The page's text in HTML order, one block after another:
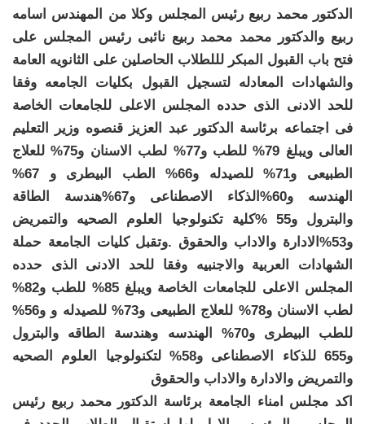
الدكتور محمد ربيع رئيس المجلس وكلا من المهندس اسامه
ربيع والدكتور محمد محمد ربيع نائبى رئيس المجلس على
فتح باب القبول المبكر لللطلاب الحاصلين على الثانويه العامة
والشهادات المعادله لتسجيل القبول بكليات الجامعه وفقا
للحد الادنى الذى حدده المجلس الاعلى للجامعات الخاصة
فى اجتماعه برئاسة الدكتور عبد العزيز قنصوه وزير التعليم
العالى ويبلغ 79% للطب و77% لطب الاسنان و75% للعلاج
الطبيعى و71% للصيدله و66% الطب البيطرى و 67%
الهندسه و60%الذكاء الاصطناعى و67%هندسة الطاقة
والبترول و55 %كلية تكنولوجيا العلوم الصحيه والتمريض
و53%الادارة والاداب والحقوق .وتقبل كليات الجامعة حملة
الشهادات العربية والاجنبيه وفقا للحد الادنى الذى حدده
المجلس الاعلى للجامعات الخاصة ويبلغ 85% للطب و82%
لطب الاسنان و78% للعلاج الطبيعى و73% للصيدله و و56%
للطب البيطرى و70% الهندسه وهندسة الطاقه والبترول
و655 للذكاء الاصطناعى و58% لتكنولوجيا العلوم الصحيه
والتمريض والادارة والاداب والحقوق
اكد مجلس امناء الجامعة برئاسة الدكتور محمد ربيع رئيس